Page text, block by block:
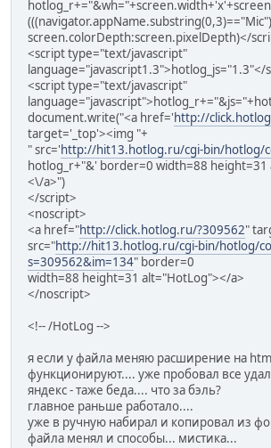
screen.colorDepth:screen.pixelDepth)</
<script type="text/javascript"
language="javascript1.3">hotlog_js="1.3"</
<script type="text/javascript"
document.write("<a href='http://
target='_top'><img "+
" src='http://hit13.hotlog.ru/cgi-bin/hotlog/
hotlog_r+"&' border=0 width=88 height=31
<\/a>")
</script>
<noscript>
<a href="http://click.hotlog.ru/?309562"
src="http://hit13.hotlog.ru/cgi-bin/hotlog/
s=309562&im=134" border=0
width=88 height=31 alt="HotLog"></a>
</noscript>
<!-- /HotLog -->
я если у файла меняю расширение на
функционируют.... уже пробовал все
яндекс - таже беда.... что за бэль?
главное раньше работало....
уже в ручную набирал и копировал из
файла менял и способы... мистика...